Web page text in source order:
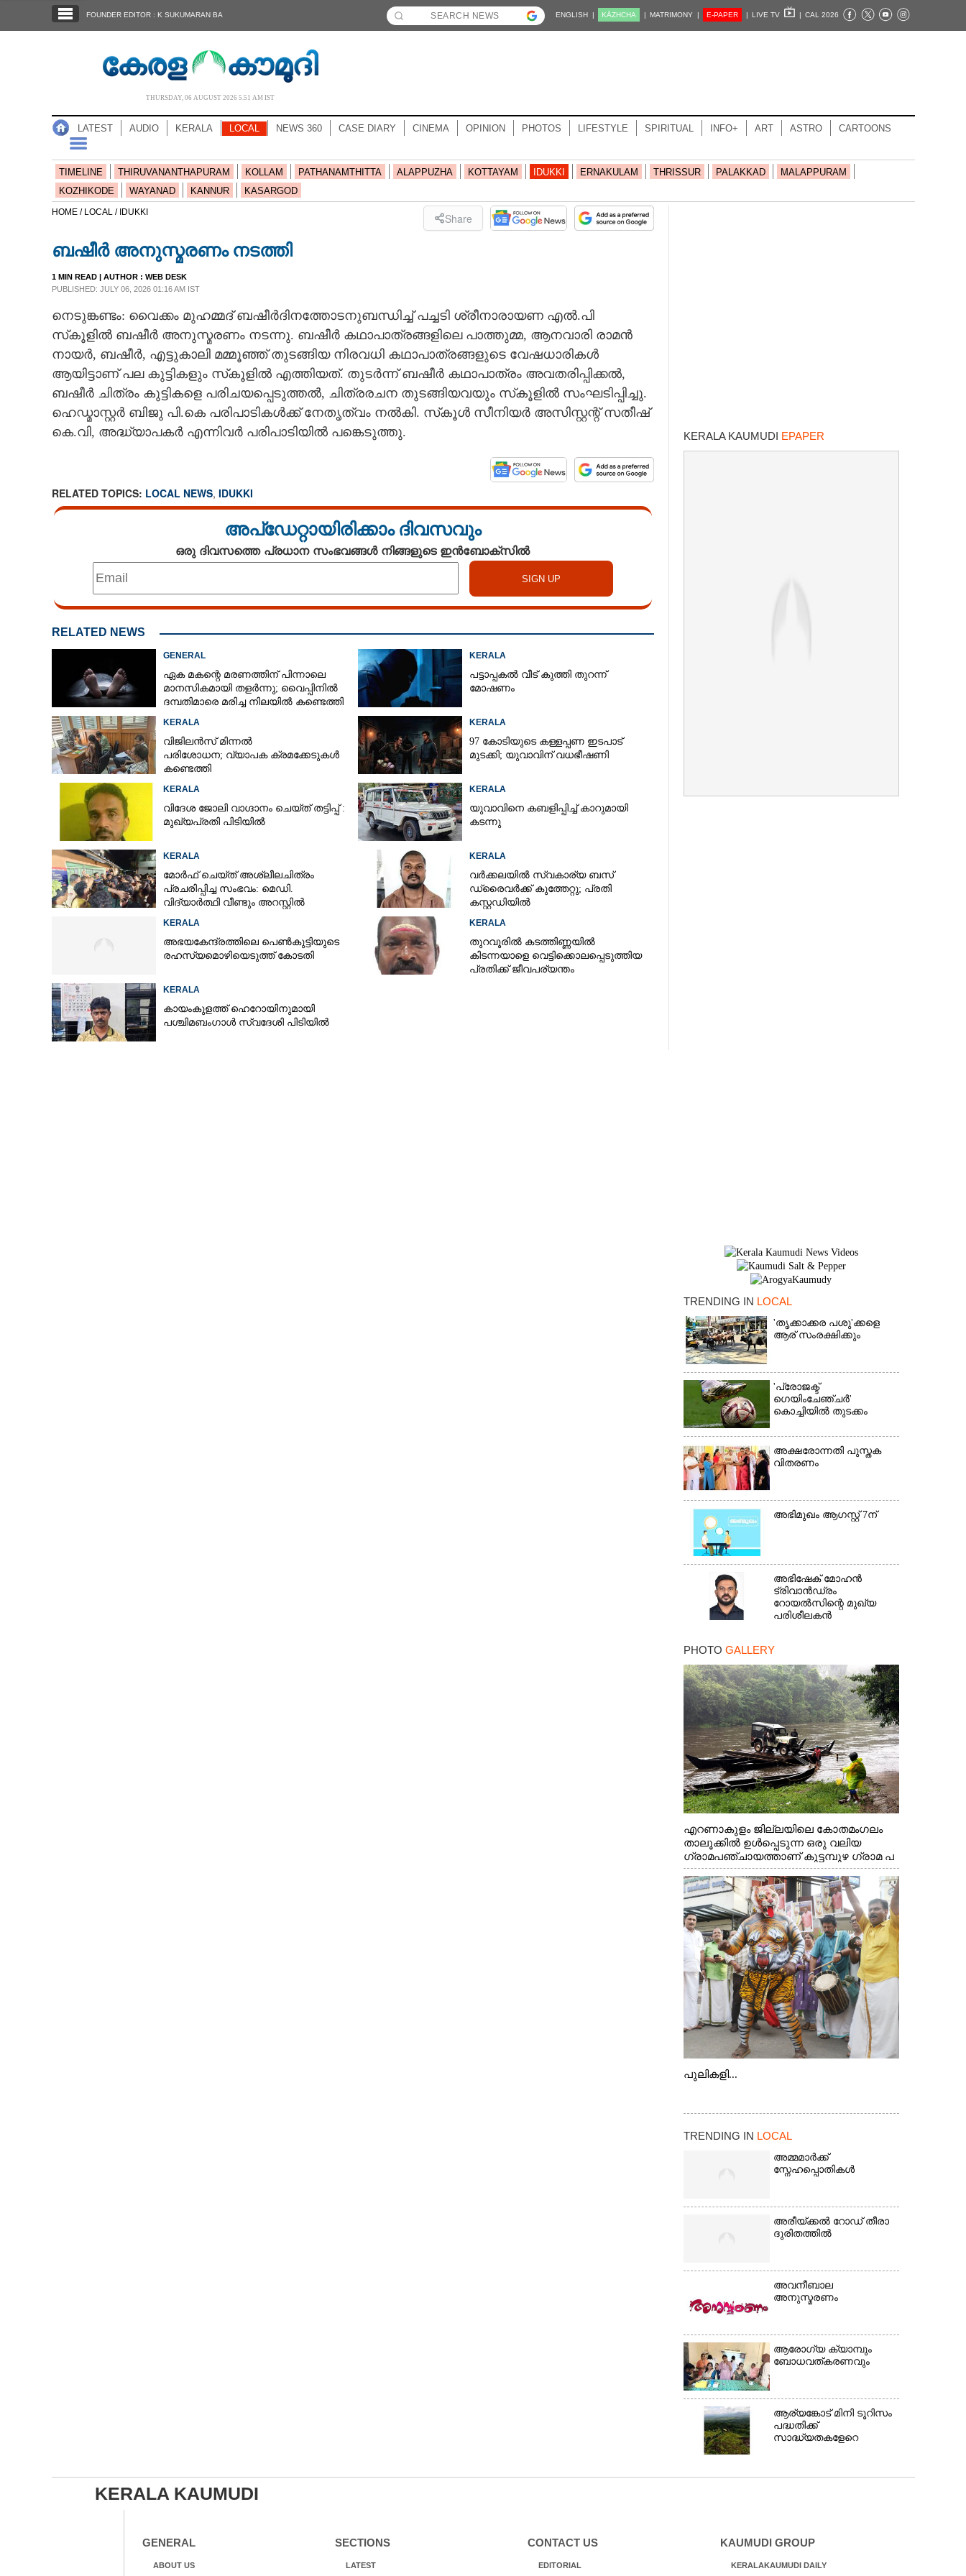
NOTIFIED NEWS
NEWS 360
CASE DIARY
OPINION
PHOTOS
LITERATURE
FOUNDER EDITOR : K SUKUMARAN BA ENGLISH | KĀZHCHA | MATRIMONY | E-PAPER | LIVE TV | CAL 2026
THURSDAY, 06 AUGUST 2026 5.51 AM IST
LATEST AUDIO KERALA LOCAL NEWS 360 CASE DIARY CINEMA OPINION PHOTOS LIFESTYLE SPIRITUAL INFO+ ART ASTRO CARTOONS
TIMELINE THIRUVANANTHAPURAM KOLLAM PATHANAMTHITTA ALAPPUZHA KOTTAYAM IDUKKI ERNAKULAM THRISSUR PALAKKAD
MALAPPURAM
KOZHIKODE
WAYANAD KANNUR KASARGOD
HOME / LOCAL / IDUKKI Share
ബഷീർ അനുസ്മരണം നടത്തി
1 MIN READ | AUTHOR : WEB DESK
PUBLISHED: JULY 06, 2026 01:16 AM IST
നെടുങ്കണ്ടം: വൈക്കം മുഹമ്മദ് ബഷീർദിനത്തോടനുബന്ധിച്ച് പച്ചടി ശ്രീനാരായണ എൽ.പി
സ്‌കൂളിൽ ബഷീർ അനുസ്മരണം നടന്നു. ബഷീർ കഥാപാത്രങ്ങളിലെ പാത്തുമ്മ, ആനവാരി രാമൻ
നായർ, ബഷീർ, എട്ടുകാലി മമ്മൂഞ്ഞ് തുടങ്ങിയ നിരവധി കഥാപാത്രങ്ങളുടെ വേഷധാരികൾ
ആയിട്ടാണ് പല കുട്ടികളും സ്‌കൂളിൽ എത്തിയത്. തുടർന്ന് ബഷീർ കഥാപാത്രം അവതരിപ്പിക്കൽ,
ബഷീർ ചിത്രം കുട്ടികളെ പരിചയപ്പെടുത്തൽ, ചിത്രരചന തുടങ്ങിയവയും സ്‌കൂളിൽ സംഘടിപ്പിച്ചു.
ഹെഡ്മാസ്റ്റർ ബിജു പി.കെ പരിപാടികൾക്ക് നേതൃത്വം നൽകി. സ്‌കൂൾ സീനിയർ അസിസ്റ്റന്റ് സതീഷ്
കെ.വി, അദ്ധ്യാപകർ എന്നിവർ പരിപാടിയിൽ പങ്കെടുത്തു.
RELATED TOPICS: LOCAL NEWS, IDUKKI
അപ്ഡേറ്റായിരിക്കാം ദിവസവും
ഒരു ദിവസത്തെ പ്രധാന സംഭവങ്ങൾ നിങ്ങളുടെ ഇൻബോക്സിൽ
RELATED NEWS
GENERAL
ഏക മകന്റെ മരണത്തിന് പിന്നാലെ
മാനസികമായി തളർന്നു; വൈപ്പിനിൽ
ദമ്പതിമാരെ മരിച്ച നിലയിൽ കണ്ടെത്തി
KERALA
പട്ടാപ്പകൽ വീട് കുത്തി തുറന്ന്
മോഷണം
KERALA
വിജിലൻസ് മിന്നൽ
പരിശോധന; വ്യാപക ക്രമക്കേടുകൾ
കണ്ടെത്തി
KERALA
97 കോടിയുടെ കള്ളപ്പണ ഇടപാട്
മുടക്കി; യുവാവിന് വധഭീഷണി
KERALA
വിദേശ ജോലി വാഗ്ദാനം ചെയ്ത് തട്ടിപ്പ് :
മുഖ്യപ്രതി പിടിയിൽ
KERALA
യുവാവിനെ കബളിപ്പിച്ച് കാറുമായി
കടന്നു
KERALA
മോർഫ് ചെയ്ത് അശ്ലീലചിത്രം
പ്രചരിപ്പിച്ച സംഭവം: മെഡി.
വിദ്യാർത്ഥി വീണ്ടും അറസ്റ്റിൽ
KERALA
വർക്കലയിൽ സ്വകാര്യ ബസ്
ഡ്രൈവർക്ക് കുത്തേറ്റു; പ്രതി
കസ്റ്റഡിയിൽ
KERALA
അഭയകേന്ദ്രത്തിലെ പെൺകുട്ടിയുടെ
രഹസ്യമൊഴിയെടുത്ത് കോടതി
KERALA
തുറവൂരിൽ കടത്തിണ്ണയിൽ
കിടന്നയാളെ വെട്ടിക്കൊലപ്പെടുത്തിയ
പ്രതിക്ക്​ ജീവപര്യന്തം
KERALA
കായംകുളത്ത് ഹെറോയിനുമായി
പശ്ചിമബംഗാൾ സ്വദേശി പിടിയിൽ
KERALA KAUMUDI EPAPER
TRENDING IN LOCAL
'തൃക്കാക്കര പശു'ക്കളെ
ആര് സംരക്ഷിക്കും
'പ്രോജക്ട്
ഗെയിംചേഞ്ചർ'
കൊച്ചിയിൽ തുടക്കം
അക്ഷരോന്നതി പുസ്തക
വിതരണം
അഭിമുഖം ആഗസ്റ്റ് 7ന്
അഭിഷേക് മോഹൻ
ട്രിവാൻഡ്രം
റോയൽസിന്റെ മുഖ്യ
പരിശീലകൻ
PHOTO GALLERY
എറണാകുളം ജില്ലയിലെ കോതമംഗലം
താലൂക്കിൽ ഉൾപ്പെടുന്ന ഒരു വലിയ
ഗ്രാമപഞ്ചായത്താണ് കുട്ടമ്പുഴ ഗ്രാമ പ
ഞ്ചായത്ത്. ആദിവാസി ഊരുകളായ
വെള്ളാരംകുത്ത്, കത്തിപ്പാറ, ഉറിയംപെട്ടി,
തേക്കല്ല്, വെട്ടിക്കല്ല്, മഞ്ചപ്പാറ എന്നീ
ആറു സ്ഥലങ്ങളിലേക്കുള്ള പ്രധാന
സഞ്ചാര മാർഗമാണ് ഈ കാണുന്ന
കടത്ത് വള്ളം
പുലികളി...
TRENDING IN LOCAL
അമ്മമാർക്ക്
സ്നേഹപ്പൊതികൾ
അരീയ്ക്കൽ റോഡ് തീരാ
ദുരിതത്തിൽ
അവനീബാല
അനുസ്മരണം
ആരോഗ്യ ക്യാമ്പും
ബോധവത്കരണവും
ആര്യങ്കോട് മിനി ടൂറിസം
പദ്ധതിക്ക്
സാദ്ധ്യതകളേറെ
KERALA KAUMUDI
GENERAL
ABOUT US
SECTIONS
LATEST
CONTACT US
EDITORIAL
KAUMUDI GROUP
KERALAKAUMUDI DAILY
×